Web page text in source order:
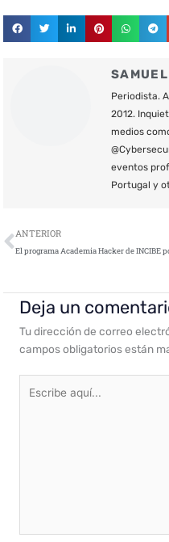
Periodista.
2012.
medios
eventos
Portugal y
Ant
ANTERIOR
Deja un
Tu dirección de correo
campos obligatorios están
aquí...